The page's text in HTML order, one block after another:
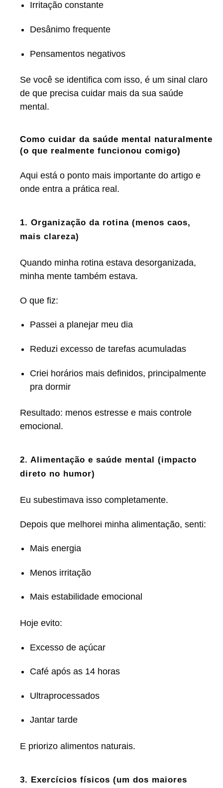
Irritação constante
Desânimo frequente
Pensamentos negativos
Se você se identifica com isso, é um sinal claro
de que precisa cuidar mais da sua saúde
mental.
Como cuidar da saúde mental naturalmente
(o que realmente funcionou comigo)
Aqui está o ponto mais importante do artigo e
onde entra a prática real.
1. Organização da rotina (menos caos,
mais clareza)
Quando minha rotina estava desorganizada,
minha mente também estava.
O que fiz:
Passei a planejar meu dia
Reduzi excesso de tarefas acumuladas
Criei horários mais definidos, principalmente
pra dormir
Resultado: menos estresse e mais controle
emocional.
2. Alimentação e saúde mental (impacto
direto no humor)
Eu subestimava isso completamente.
Depois que melhorei minha alimentação, senti:
Mais energia
Menos irritação
Mais estabilidade emocional
Hoje evito:
Excesso de açúcar
Café após as 14 horas
Ultraprocessados
Jantar tarde
E priorizo alimentos naturais.
3. Exercícios físicos (um dos maiores